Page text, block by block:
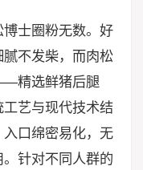
士圈粉无数。好
不发柴，而肉松
精选鲜猪后腿
艺与现代技术结
口绵密易化，无
针对不同人群的